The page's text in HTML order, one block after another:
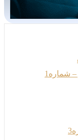
شماره1